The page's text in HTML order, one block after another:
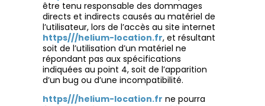
être tenu responsable des dommages
directs et indirects causés au matériel de
l’utilisateur, lors de l’accès au site internet
https///helium-location.fr, et résultant
soit de l’utilisation d’un matériel ne
répondant pas aux spécifications
indiquées au point 4, soit de l’apparition
d’un bug ou d’une incompatibilité.
https///helium-location.fr ne pourra